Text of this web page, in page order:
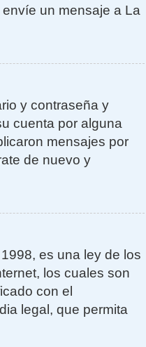
un mensaje a La
y contraseña y
cuenta por alguna
mensajes por
de nuevo y
es una ley de los
los cuales son
con el
legal, que permita